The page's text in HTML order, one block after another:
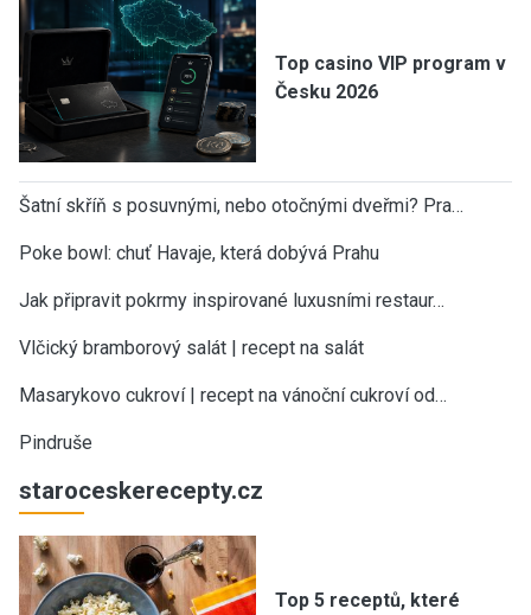
Top casino VIP program v
Česku 2026
Šatní skříň s posuvnými, nebo otočnými dveřmi? Pra…
Poke bowl: chuť Havaje, která dobývá Prahu
Jak připravit pokrmy inspirované luxusními restaur…
Vlčický bramborový salát | recept na salát
Masarykovo cukroví | recept na vánoční cukroví od…
Pindruše
staroceskerecepty.cz
Top 5 receptů, které